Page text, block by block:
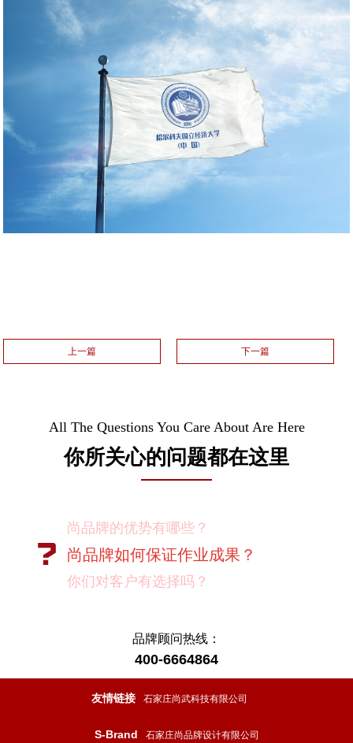
上一篇 下一篇
All The Questions You Care About Are Here
你所关心的问题都在这里
尚品牌的优势有哪些？
尚品牌如何保证作业成果？
你们对客户有选择吗？
有没有案例资料？
项目启动之前您需要给我们提供什么资
品牌顾问热线：
400-6664864
友情链接 石家庄尚武科技有限公司
S-Brand 石家庄尚品牌设计有限公司